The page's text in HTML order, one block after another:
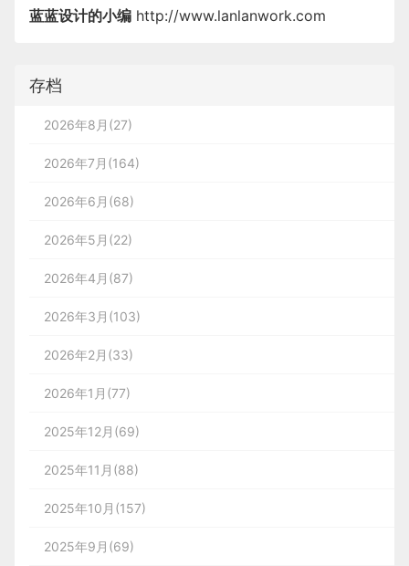
蓝蓝设计的小编 http://www.lanlanwork.com
存档
2026年8月(27)
2026年7月(164)
2026年6月(68)
2026年5月(22)
2026年4月(87)
2026年3月(103)
2026年2月(33)
2026年1月(77)
2025年12月(69)
2025年11月(88)
2025年10月(157)
2025年9月(69)